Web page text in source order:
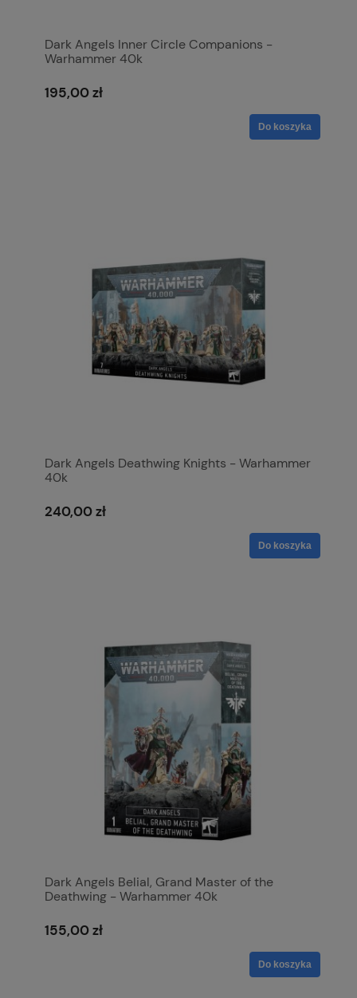
Dark Angels Inner Circle Companions -
Warhammer 40k
195,00 zł
Do koszyka
Dark Angels Deathwing Knights - Warhammer
40k
240,00 zł
Do koszyka
Dark Angels Belial, Grand Master of the
Deathwing - Warhammer 40k
155,00 zł
Do koszyka